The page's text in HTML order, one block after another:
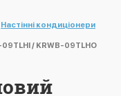
Настінні кондиціонери
/ KRWB-09TLHO